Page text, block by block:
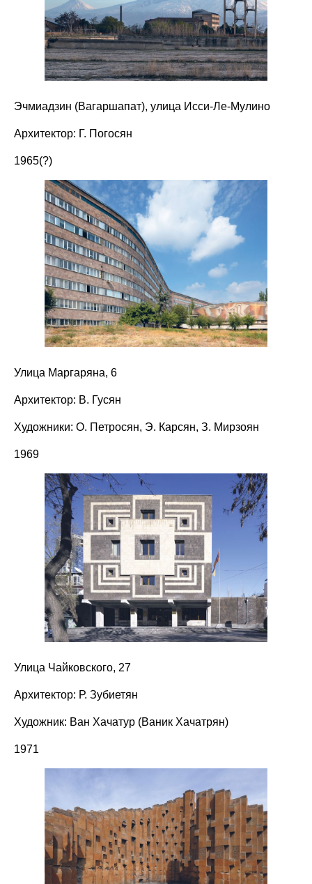
Эчмиадзин (Вагаршапат), улица Исси-Ле-Мулино
Архитектор: Г. Погосян
1965(?)
Улица Маргаряна, 6
Архитектор: В. Гусян
Художники: О. Петросян, Э. Карсян, З. Мирзоян
1969
Улица Чайковского, 27
Архитектор: Р. Зубиетян
Художник: Ван Хачатур (Ваник Хачатрян)
1971